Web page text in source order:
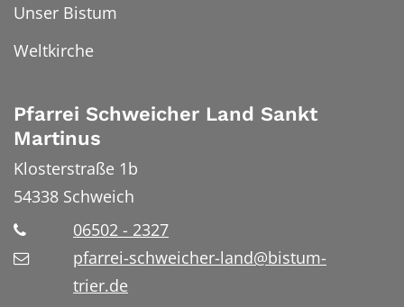
Unser Bistum
Weltkirche
Pfarrei Schweicher Land Sankt
Martinus
Klosterstraße 1b
54338 Schweich
06502 - 2327
pfarrei-schweicher-land@bistum-
trier.de